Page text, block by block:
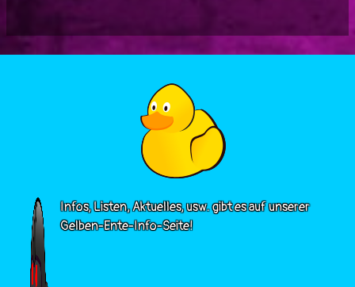
Infos, Listen, Aktuelles, usw. gibt es auf unserer
Gelben-Ente-Info-Seite!